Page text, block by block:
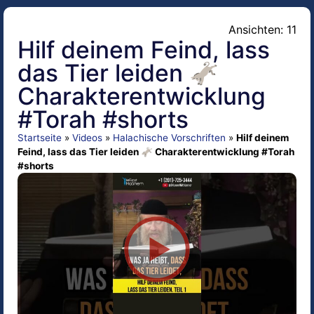
Ansichten: 11
Hilf deinem Feind, lass
das Tier leiden 🫏
Charakterentwicklung
#Torah #shorts
Startseite » Videos » Halachische Vorschriften » Hilf deinem
Feind, lass das Tier leiden 🫏 Charakterentwicklung #Torah
#shorts